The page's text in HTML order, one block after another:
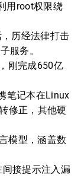
用root权限绕
历经法律打击
服务。
刚完成650亿
笔记本在Linux
修正，其他硬
模型，涵盖数
接提示注入漏